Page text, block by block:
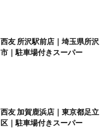
西友 所沢駅前店｜埼玉県所沢
市｜駐車場付きスーパー
西友 加賀鹿浜店｜東京都足立
区｜駐車場付きスーパー